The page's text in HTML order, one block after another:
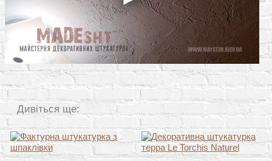
Дивіться ще: